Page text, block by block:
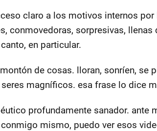
claro a los motivos internos
conmovedoras, sorpresivas,
en particular.
de cosas. lloran, sonríen, se
magníficos. esa frase lo dice
profundamente sanador. ante
mismo, puedo ver esos